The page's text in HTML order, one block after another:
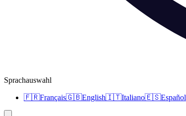
Sprachauswahl
🇫🇷Français🇬🇧English🇮🇹Italiano🇪🇸Español